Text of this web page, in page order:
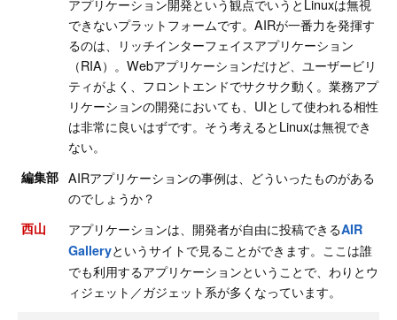
アプリケーション開発という観点でいうとLinuxは無視
できないプラットフォームです。AIRが一番力を発揮す
るのは、リッチインターフェイスアプリケーション
（RIA）。Webアプリケーションだけど、ユーザービリ
ティがよく、フロントエンドでサクサク動く。業務アプ
リケーションの開発においても、UIとして使われる相性
は非常に良いはずです。そう考えるとLinuxは無視でき
ない。
編集部 AIRアプリケーションの事例は、どういったものがある
のでしょうか？
西山 アプリケーションは、開発者が自由に投稿できるAIR
Galleryというサイトで見ることができます。ここは誰
でも利用するアプリケーションということで、わりとウ
ィジェット／ガジェット系が多くなっています。